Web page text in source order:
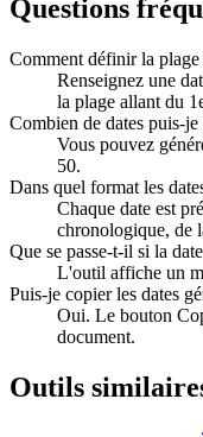
Questions
Comment définir la plage
Renseignez une
la plage allant du
Combien de dates puis-
Vous pouvez
50.
Dans quel format les
Chaque date est
chronologique, de
Que se passe-t-il si la
L'outil affiche un
Puis-je copier les dates
Oui. Le bouton
document.
Outils